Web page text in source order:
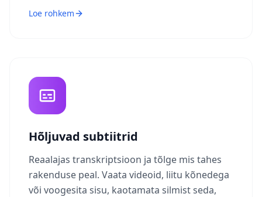
Loe rohkem
Hõljuvad subtiitrid
Reaalajas transkriptsioon ja tõlge mis tahes
rakenduse peal. Vaata videoid, liitu kõnedega
või voogesita sisu, kaotamata silmist seda,